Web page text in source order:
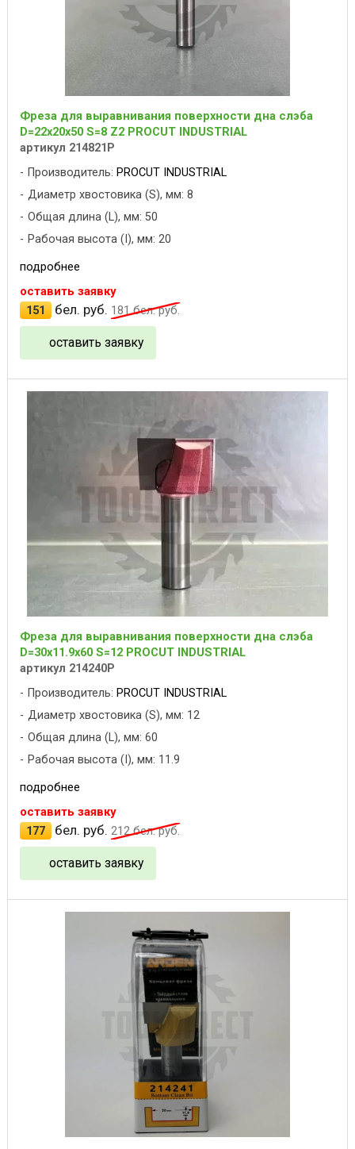
Фреза для выравнивания поверхности дна слэба
D=22x20x50 S=8 Z2 PROCUT INDUSTRIAL
артикул 214821P
Производитель: PROCUT INDUSTRIAL
Диаметр хвостовика (S), мм: 8
Общая длина (L), мм: 50
Рабочая высота (I), мм: 20
подробнее
оставить заявку
151
бел. руб. 181бел. руб.
оставить заявку
Фреза для выравнивания поверхности дна слэба
D=30x11.9x60 S=12 PROCUT INDUSTRIAL
артикул 214240P
Производитель: PROCUT INDUSTRIAL
Диаметр хвостовика (S), мм: 12
Общая длина (L), мм: 60
Рабочая высота (I), мм: 11.9
подробнее
оставить заявку
177
бел. руб. 212бел. руб.
оставить заявку